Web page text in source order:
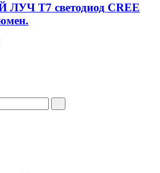
T7 светодиод CREE